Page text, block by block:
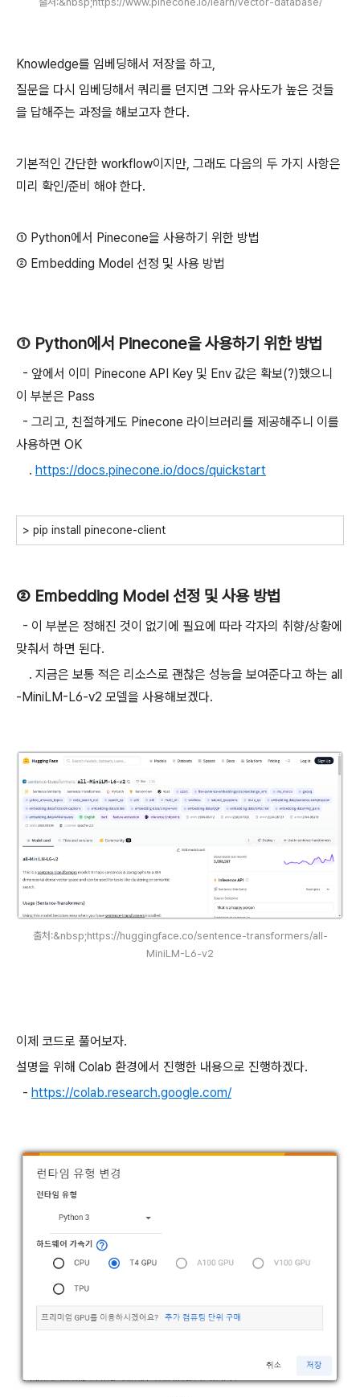
Knowledge를 임베딩해서 저장을 하고,
질문을 다시 임베딩해서 쿼리를 던지면 그와 유사도가 높은 것들
을 답해주는 과정을 해보고자 한다.
기본적인 간단한 workflow이지만, 그래도 다음의 두 가지 사항은
미리 확인/준비 해야 한다.
① Python에서 Pinecone을 사용하기 위한 방법
② Embedding Model 선정 및 사용 방법
① Python에서 Pinecone을 사용하기 위한 방법
- 앞에서 이미 Pinecone API Key 및 Env 값은 확보(?)했으니
이 부분은 Pass
- 그리고, 친절하게도 Pinecone 라이브러리를 제공해주니 이를
사용하면 OK
. https://docs.pinecone.io/docs/quickstart
> pip install pinecone-client
② Embedding Model 선정 및 사용 방법
- 이 부분은 정해진 것이 없기에 필요에 따라 각자의 취향/상황에
맞춰서 하면 된다.
. 지금은 보통 적은 리소스로 괜찮은 성능을 보여준다고 하는 all
-MiniLM-L6-v2 모델을 사용해보겠다.
출처:&nbsp;https://huggingface.co/sentence-transformers/all-
MiniLM-L6-v2
이제 코드로 풀어보자.
설명을 위해 Colab 환경에서 진행한 내용으로 진행하겠다.
- https://colab.research.google.com/